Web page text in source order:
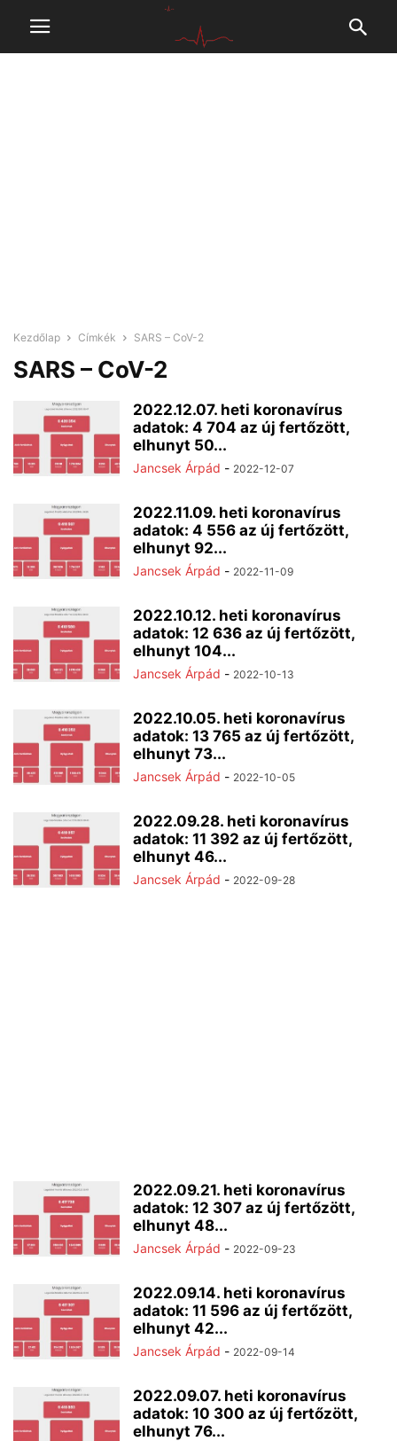
Kezdőlap Címkék SARS – CoV-2
SARS – CoV-2
2022.12.07. heti koronavírus
adatok: 4 704 az új fertőzött,
elhunyt 50...
Jancsek Árpád - 2022-12-07
2022.11.09. heti koronavírus
adatok: 4 556 az új fertőzött,
elhunyt 92...
Jancsek Árpád - 2022-11-09
2022.10.12. heti koronavírus
adatok: 12 636 az új fertőzött,
elhunyt 104...
Jancsek Árpád - 2022-10-13
2022.10.05. heti koronavírus
adatok: 13 765 az új fertőzött,
elhunyt 73...
Jancsek Árpád - 2022-10-05
2022.09.28. heti koronavírus
adatok: 11 392 az új fertőzött,
elhunyt 46...
Jancsek Árpád - 2022-09-28
2022.09.21. heti koronavírus
adatok: 12 307 az új fertőzött,
elhunyt 48...
Jancsek Árpád - 2022-09-23
2022.09.14. heti koronavírus
adatok: 11 596 az új fertőzött,
elhunyt 42...
Jancsek Árpád - 2022-09-14
2022.09.07. heti koronavírus
adatok: 10 300 az új fertőzött,
elhunyt 76...